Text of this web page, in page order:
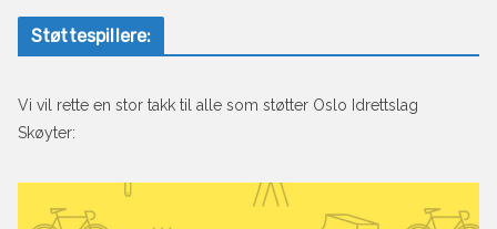
Støttespillere:
Vi vil rette en stor takk til alle som støtter Oslo Idrettslag
Skøyter: